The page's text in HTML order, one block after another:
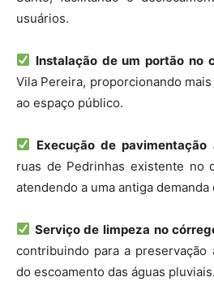
usuários.
Instalação de um portão no
Vila Pereira, proporcionando
ao espaço público.
Execução de pavimentação
ruas de Pedrinhas existente no
atendendo a uma antiga
Serviço de limpeza no
contribuindo para a preservação
do escoamento das águas pluviais.